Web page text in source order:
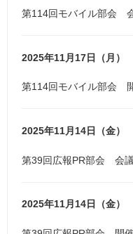
第114回モバイル部会
2025年11月17日（月）
第114回モバイル部会
2025年11月14日（金）
第39回広報PR部会 会
2025年11月14日（金）